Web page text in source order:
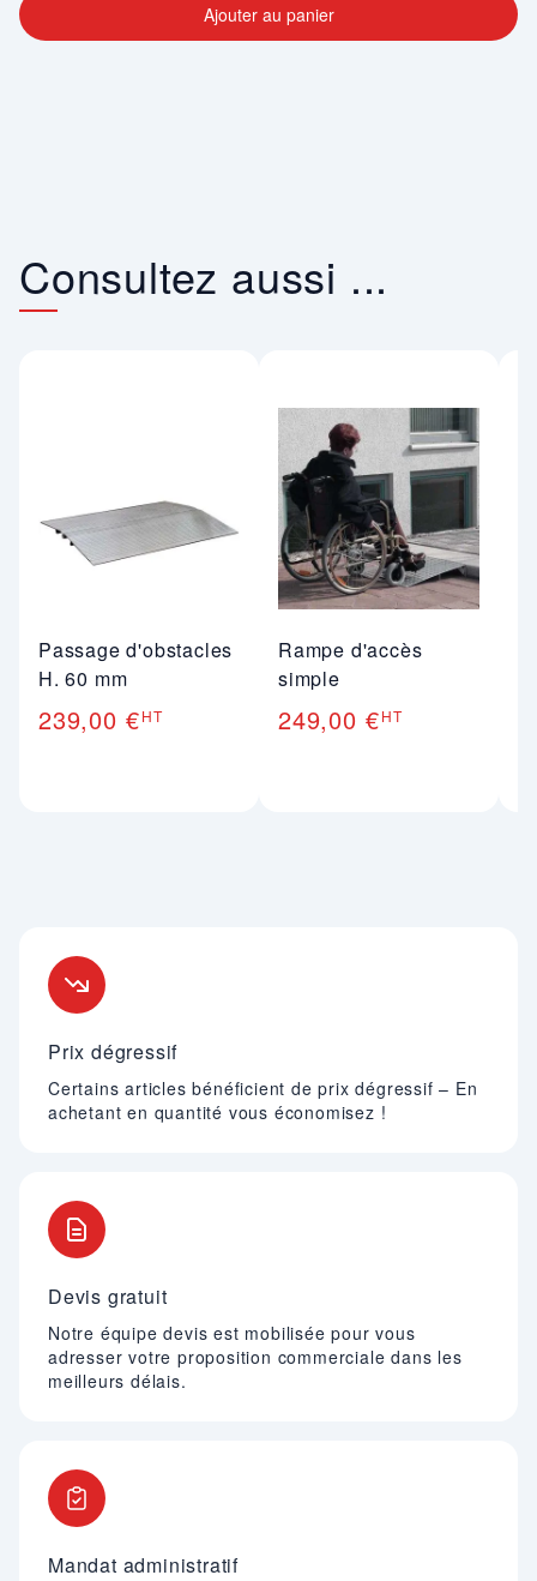
Ajouter au panier
Consultez aussi ...
Passage d'obstacles
H. 60 mm
239,00 €HT
Rampe d'accès
simple
249,00 €HT
Prix dégressif
Certains articles bénéficient de prix dégressif – En
achetant en quantité vous économisez !
Devis gratuit
Notre équipe devis est mobilisée pour vous
adresser votre proposition commerciale dans les
meilleurs délais.
Mandat administratif